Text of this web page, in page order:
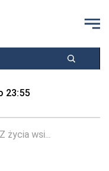
23:55
Z życia wsi...